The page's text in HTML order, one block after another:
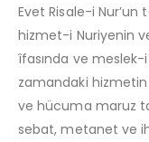
Evet Risale-i
hizmet-i Nuriyenin
îfasında ve
zamandaki
ve hücuma maruz
sebat, metanet ve